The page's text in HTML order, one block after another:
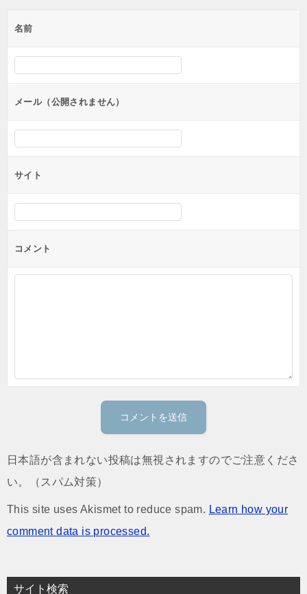
ー
シ
ン
名前
メール（公開されません）
サイト
コメント
日本語が含まれない投稿は無視されますのでご注意くださ
い。（スパム対策）
This site uses Akismet to reduce spam. Learn how your
comment data is processed.
サイト検索